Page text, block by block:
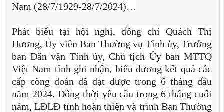
Nam (28/7/1929-28/7/2024)…
Phát biểu tại hội nghị, đồng chí Quách Thị
Hương, Ủy viên Ban Thường vụ Tỉnh ủy, Trưởng
ban Dân vận Tỉnh ủy, Chủ tịch Ủy ban MTTQ
Việt Nam tỉnh ghi nhận, biểu dương kết quả các
cấp công đoàn đã đạt được trong 6 tháng đầu
năm 2024. Đồng thời yêu cầu trong 6 tháng cuối
năm, LĐLĐ tỉnh hoàn thiện và trình Ban Thường